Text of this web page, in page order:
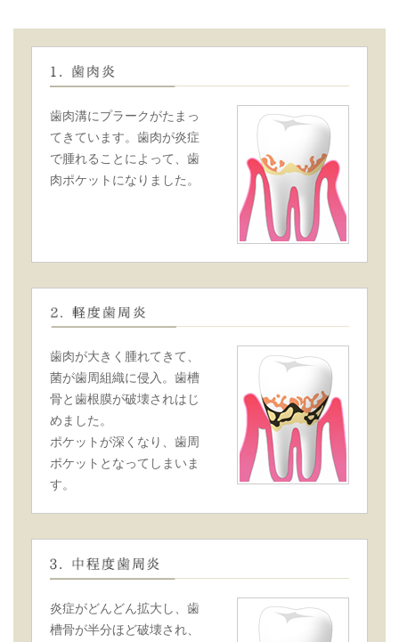
歯肉溝にプラークがたまっ
てきています。歯肉が炎症
で腫れることによって、歯
肉ポケットになりました。
歯肉が大きく腫れてきて、
菌が歯周組織に侵入。歯槽
骨と歯根膜が破壊されはじ
めました。
ポケットが深くなり、歯周
ポケットとなってしまいま
す。
炎症がどんどん拡大し、歯
槽骨が半分ほど破壊され、